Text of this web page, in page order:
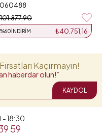
₺40.751,16
%60İNDIRIM
Kaçırmayın!
haberdar olun!”
KAYDOL
18:30
59